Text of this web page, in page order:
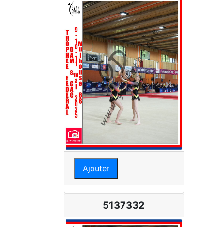
Ajouter
5137332